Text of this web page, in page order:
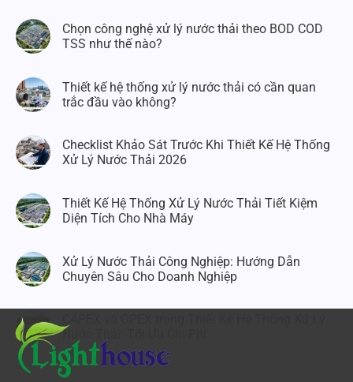
Chọn công nghệ xử lý nước thải theo BOD COD
TSS như thế nào?
Thiết kế hệ thống xử lý nước thải có cần quan
trắc đầu vào không?
Checklist Khảo Sát Trước Khi Thiết Kế Hệ Thống
Xử Lý Nước Thải 2026
Thiết Kế Hệ Thống Xử Lý Nước Thải Tiết Kiệm
Diện Tích Cho Nhà Máy
Xử Lý Nước Thải Công Nghiệp: Hướng Dẫn
Chuyên Sâu Cho Doanh Nghiệp
Nước Thải: Tối Ưu Chi Phí